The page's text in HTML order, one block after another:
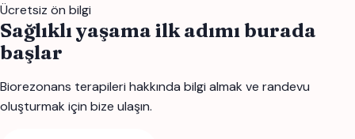
Ücretsiz ön bilgi
Sağlıklı yaşama ilk adımı burada
başlar
Biorezonans terapileri hakkında bilgi almak ve randevu
oluşturmak için bize ulaşın.